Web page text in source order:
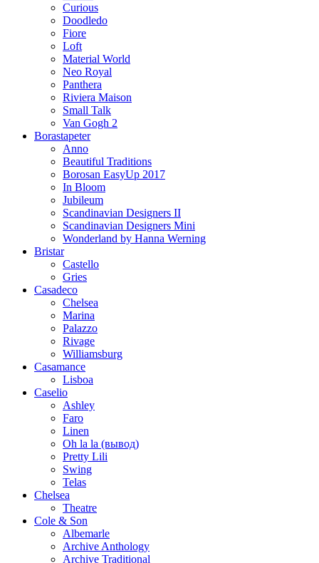
Curious
Doodledo
Fiore
Loft
Material World
Neo Royal
Panthera
Riviera Maison
Small Talk
Van Gogh 2
Borastapeter
Anno
Beautiful Traditions
Borosan EasyUp 2017
In Bloom
Jubileum
Scandinavian Designers II
Scandinavian Designers Mini
Wonderland by Hanna Werning
Bristar
Castello
Gries
Casadeco
Chelsea
Marina
Palazzo
Rivage
Williamsburg
Casamance
Lisboa
Caselio
Ashley
Faro
Linen
Oh la la (вывод)
Pretty Lili
Swing
Telas
Chelsea
Theatre
Cole & Son
Albemarle
Archive Anthology
Archive Traditional